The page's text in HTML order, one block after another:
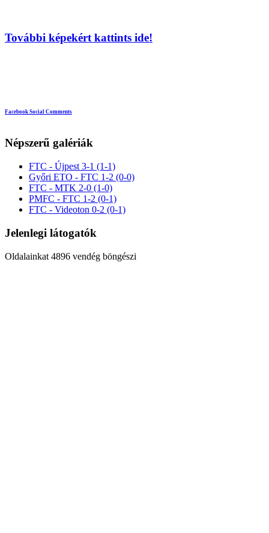
További képekért kattints ide!
Facebook Social Comments
Népszerű galériák
FTC - Újpest 3-1 (1-1)
Győri ETO - FTC 1-2 (0-0)
FTC - MTK 2-0 (1-0)
PMFC - FTC 1-2 (0-1)
FTC - Videoton 0-2 (0-1)
Jelenlegi látogatók
Oldalainkat 4896 vendég böngészi